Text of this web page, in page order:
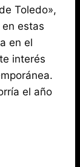
Toledo»,
estas
en el
interés
el año